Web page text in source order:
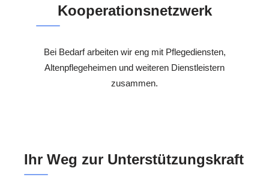
Kooperationsnetzwerk
Bei Bedarf arbeiten wir eng mit Pflegediensten,
Altenpflegeheimen und weiteren Dienstleistern
zusammen.
Ihr Weg zur Unterstützungskraft